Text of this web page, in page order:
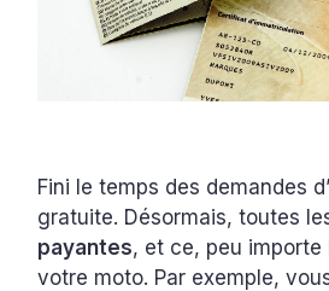
Fini le temps des demandes
gratuite. Désormais, toutes
payantes, et ce, peu importe
votre moto. Par exemple,